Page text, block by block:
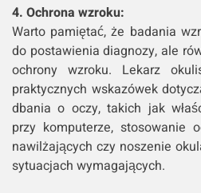
4. Ochrona wzroku:
Warto pamiętać, że badania
do postawienia diagnozy, ale
ochrony wzroku. Lekarz
praktycznych wskazówek
dbania o oczy, takich jak
przy komputerze, stosowanie
nawilżających czy noszenie
sytuacjach wymagających.